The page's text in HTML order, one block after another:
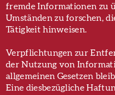
fremde Informationen zu
Umständen zu forschen,
Tätigkeit hinweisen.
Verpflichtungen zur
der Nutzung von
allgemeinen Gesetzen
Eine diesbezügliche